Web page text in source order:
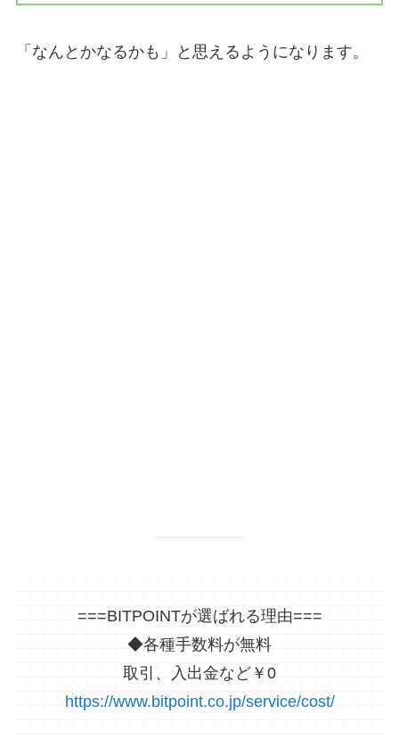
「なんとかなるかも」と思えるようになります。
===BITPOINTが選ばれる理由===
◆各種手数料が無料
取引、入出金など￥0
https://www.bitpoint.co.jp/service/cost/